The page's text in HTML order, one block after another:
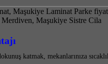
katmak, mekanlarınıza